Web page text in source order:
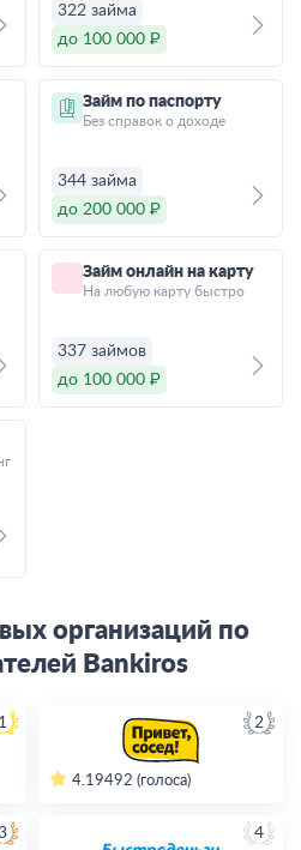
322 займа
до 100 000 ₽
Займ по паспорту
Без справок о доходе
344 займа
до 200 000 ₽
Займ онлайн на карту
На любую карту быстро
337 займов
до 100 000 ₽
организаций по
Bankiros
1 2
4.19492 (голоса)
4